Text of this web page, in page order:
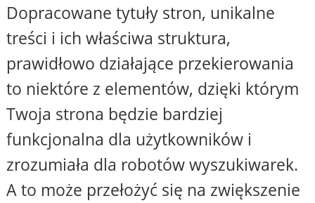
Dopracowane tytuły stron, unikalne
treści i ich właściwa struktura,
prawidłowo działające przekierowania
to niektóre z elementów, dzięki którym
Twoja strona będzie bardziej
funkcjonalna dla użytkowników i
zrozumiała dla robotów wyszukiwarek.
A to może przełożyć się na zwiększenie